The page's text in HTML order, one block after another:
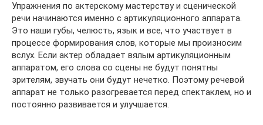
Упражнения по актерскому мастерству и сценической
речи начинаются именно с артикуляционного аппарата.
Это наши губы, челюсть, язык и все, что участвует в
процессе формирования слов, которые мы произносим
вслух. Если актер обладает вялым артикуляционным
аппаратом, его слова со сцены не будут понятны
зрителям, звучать они будут нечетко. Поэтому речевой
аппарат не только разогревается перед спектаклем, но и
постоянно развивается и улучшается.